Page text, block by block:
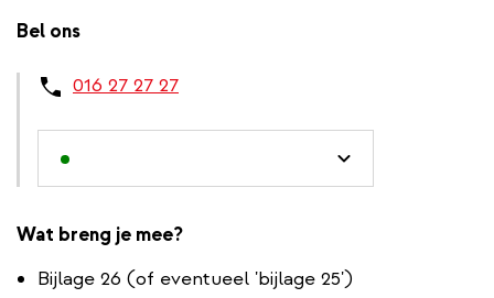
Bel ons
016 27 27 27
Wat breng je mee?
Bijlage 26 (of eventueel 'bijlage 25')